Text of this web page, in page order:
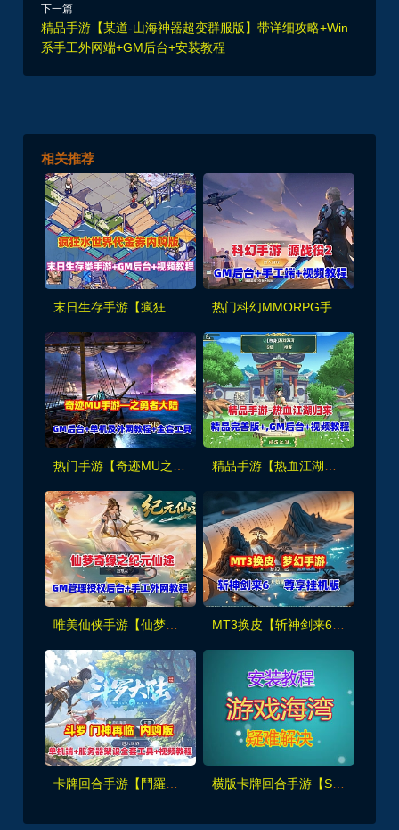
下一篇
精品手游【某道-山海神器超变群服版】带详细攻略+Win
系手工外网端+GM后台+安装教程
相关推荐
热门科幻MMORPG手游【源战役2】最新一键端+GM后台+Linux手工端+视频教程
唯美仙侠手游【仙梦奇缘之纪元仙途平台币内购跨服版】最新单机版+GM管理里后台+手工外网教程 MT3换皮【斩神剑来6突破尊享挂机版】最新单机端+GM后台+搭建教程+全套源码
卡牌回合手游【鬥羅大陸之鬥神再臨3D内购版】最新一键单机版+手工服务端，全套工具及视频教程 横版卡牌回合手游【SNK全明星激斗代金券内购修复版】单机端+GM管理后台+CDK授权后台+安装视频教程